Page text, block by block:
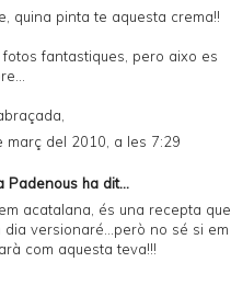
quina pinta te aquesta crema!!
fotos fantastiques, pero aixo es
març del 2010, a les 7:29
Padenous ha dit...
acatalana, és una recepta que
dia versionaré...però no sé si em
com aquesta teva!!!